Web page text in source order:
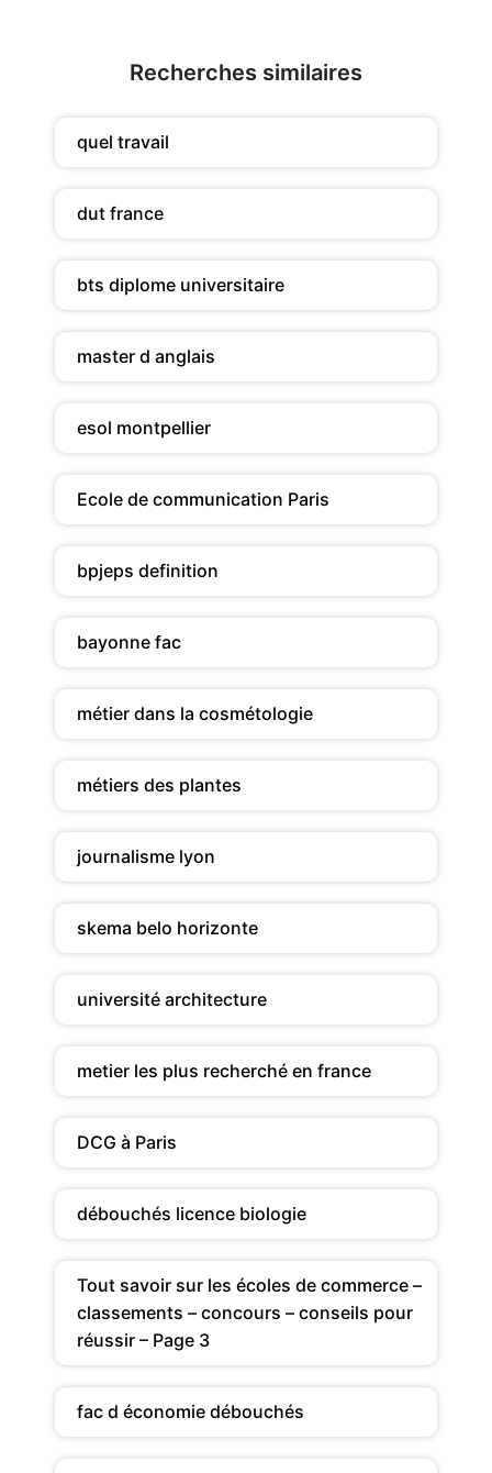
Recherches similaires
quel travail
dut france
bts diplome universitaire
master d anglais
esol montpellier
Ecole de communication Paris
bpjeps definition
bayonne fac
métier dans la cosmétologie
métiers des plantes
journalisme lyon
skema belo horizonte
université architecture
metier les plus recherché en france
DCG à Paris
débouchés licence biologie
Tout savoir sur les écoles de commerce –
classements – concours – conseils pour
réussir – Page 3
fac d économie débouchés